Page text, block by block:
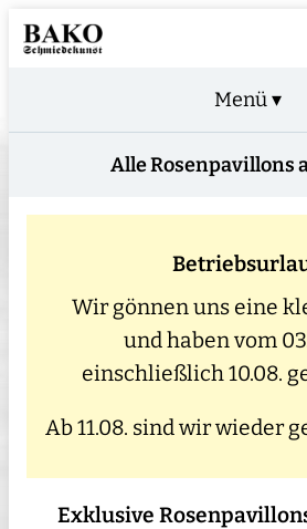
Menü ▾
Alle Rosenpavillons
Wir gönnen uns eine
und haben vom
einschließlich 10.08.
Ab 11.08. sind wir wieder
Exklusive